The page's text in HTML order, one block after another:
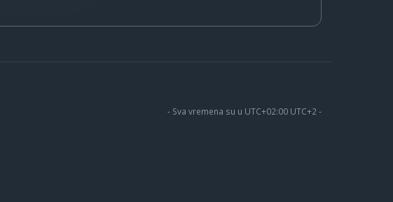
- Sva vremena su u UTC+02:00 UTC+2 -